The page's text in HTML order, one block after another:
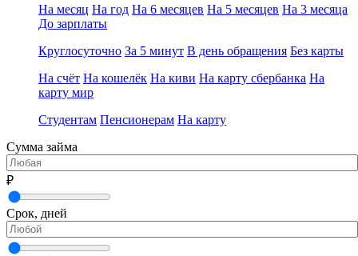
На месяц На год На 6 месяцев На 5 месяцев На 3 месяца
До зарплаты
Круглосуточно За 5 минут В день обращения Без карты
На счёт На кошелёк На киви На карту сбербанка На
карту мир
Студентам Пенсионерам На карту
Сумма займа
₽
Срок, дней